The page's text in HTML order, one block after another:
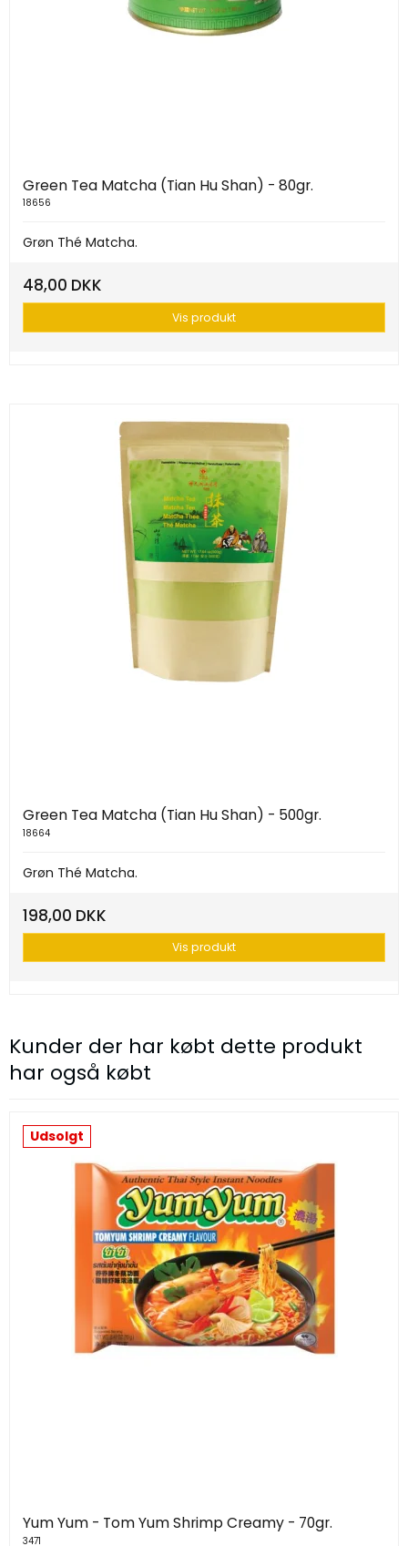
Green Tea Matcha (Tian Hu Shan) - 80gr.
18656
Grøn Thé Matcha.
48,00 DKK
Vis produkt
Green Tea Matcha (Tian Hu Shan) - 500gr.
18664
Grøn Thé Matcha.
198,00 DKK
Vis produkt
Kunder der har købt dette produkt
har også købt
Udsolgt
Yum Yum - Tom Yum Shrimp Creamy - 70gr.
3471